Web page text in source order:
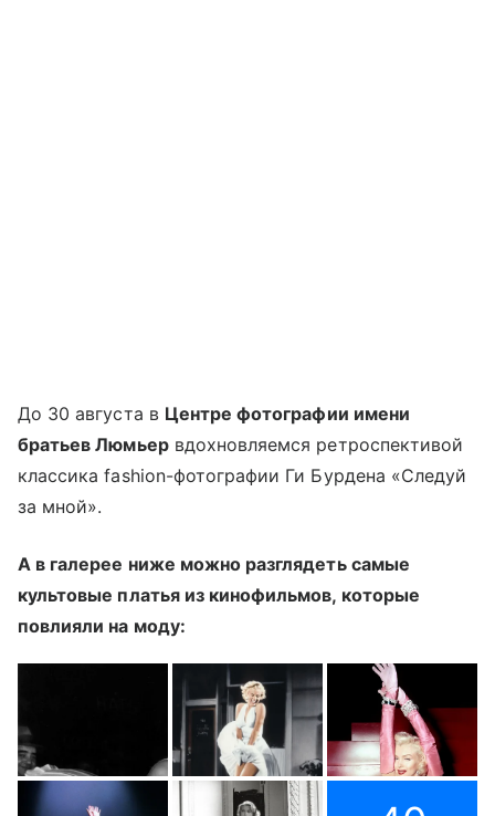
До 30 августа в Центре фотографии имени
братьев Люмьервдохновляемся ретроспективой
классика fashion-фотографии Ги Бурдена «Следуй
за мной».
А в галерее ниже можно разглядеть самые
культовые платья из кинофильмов, которые
повлияли на моду: